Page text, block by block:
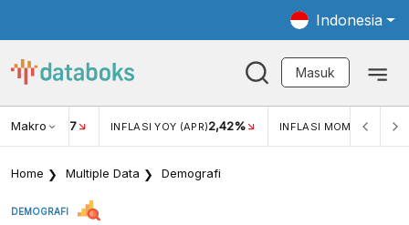
Indonesia
Masuk
Makro
USD/IDR 17 INFLASI YOY (APR)2,42% INFLASI MOM (APR)
Home Multiple Data Demografi
DEMOGRAFI